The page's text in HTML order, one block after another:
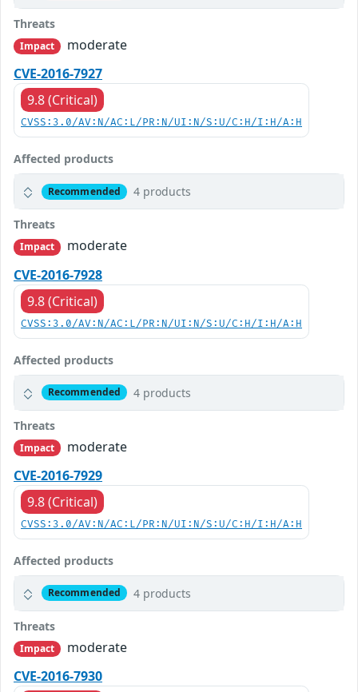
Threats
Impact
moderate
CVE-2016-7927
9.8 (Critical)
CVSS:3.0/AV:N/AC:L/PR:N/UI:N/S:U/C:H/I:H/A:H
Affected products
Recommended 4 products
Threats
Impact
moderate
CVE-2016-7928
9.8 (Critical)
CVSS:3.0/AV:N/AC:L/PR:N/UI:N/S:U/C:H/I:H/A:H
Affected products
Recommended 4 products
Threats
Impact
moderate
CVE-2016-7929
9.8 (Critical)
CVSS:3.0/AV:N/AC:L/PR:N/UI:N/S:U/C:H/I:H/A:H
Affected products
Recommended 4 products
Threats
Impact
moderate
CVE-2016-7930